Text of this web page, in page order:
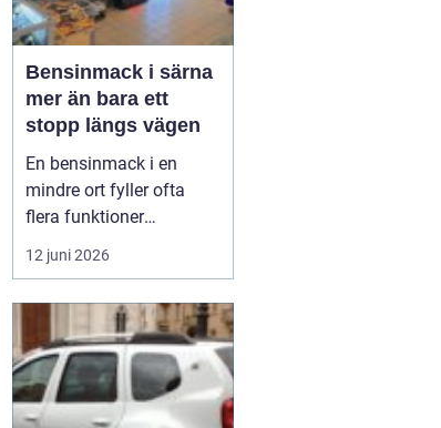
Bensinmack i särna
mer än bara ett
stopp längs vägen
En bensinmack i en
mindre ort fyller ofta
flera funktioner
samtidigt. I Särna, mitt i
norra Dalarna, blir
knutpunkt för både
ortsbor och
genomresande. Här
handlar det om mer än
12 juni 2026